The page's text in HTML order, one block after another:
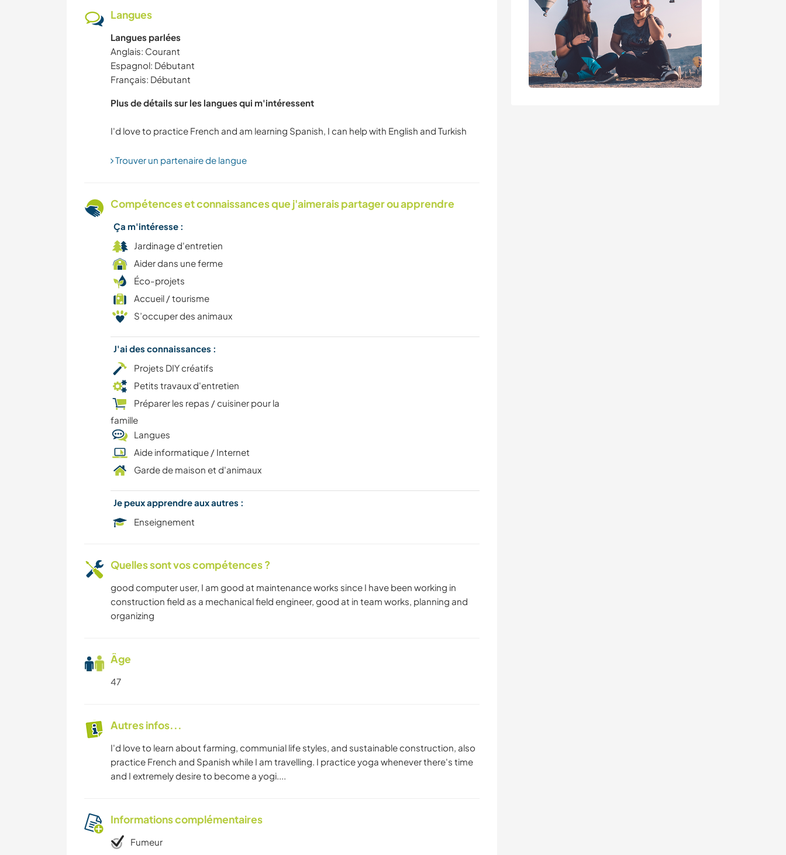
FILMS ET TÉLÉ
DEV. DURABLE
YOGA / BIEN-ÊTRE
Langues
Langues parlées
Anglais: Courant
Espagnol: Débutant
Français: Débutant
Plus de détails sur les langues qui m'intéressent
Trouver un partenaire de langue
Compétences et connaissances que j'aimerais partager ou apprendre
Ça m'intéresse :
Jardinage d'entretien
Aider dans une ferme
Éco-projets
Accueil / tourisme
S’occuper des animaux
J'ai des connaissances :
Projets DIY créatifs
Petits travaux d'entretien
Préparer les repas / cuisiner pour la
famille
Langues
Aide informatique / Internet
Garde de maison et d'animaux
Je peux apprendre aux autres :
Enseignement
Quelles sont vos compétences ?
good computer user, I am good at maintenance works since I have been working in
construction field as a mechanical field engineer, good at in team works, planning and
organizing
Âge
47
Autres infos...
I'd love to learn about farming, communial life styles, and sustainable construction, also
practice French and Spanish while I am travelling. I practice yoga whenever there's time
and I extremely desire to become a yogi....
Informations complémentaires
Fumeur